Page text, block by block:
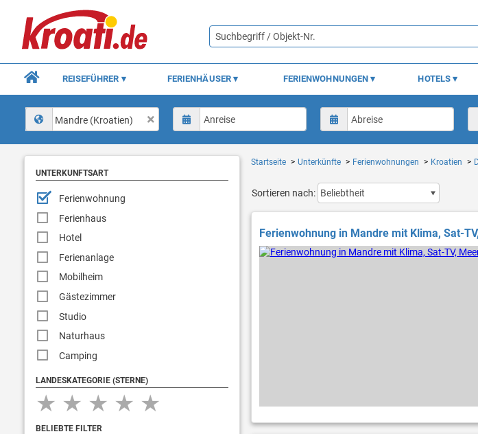
REISEFÜHRER FERIENHÄUSER FERIENWOHNUNGEN HOTELS
Mandre (Kroatien)
UNTERKUNFTSART
Ferienwohnung
Ferienhaus
Hotel
Ferienanlage
Mobilheim
Gästezimmer
Studio
Naturhaus
Camping
LANDESKATEGORIE (STERNE)
★
★
★
★
★
BELIEBTE FILTER
Startseite Unterkünfte Ferienwohnungen Kroatien
Sortieren nach:
Ferienwohnung in Mandre mit Klima, Sat-